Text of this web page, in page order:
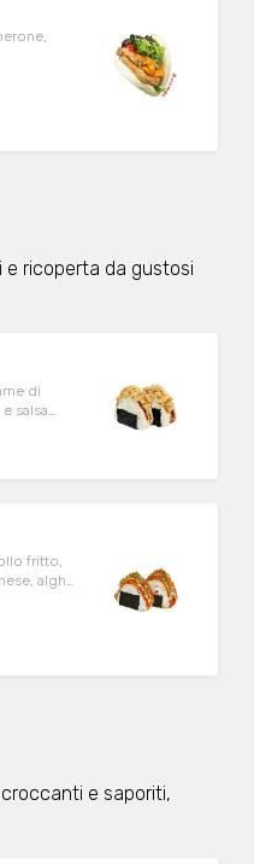
e ricoperta da gustosi
di
salsa
fritto,
alghe
e saporiti,